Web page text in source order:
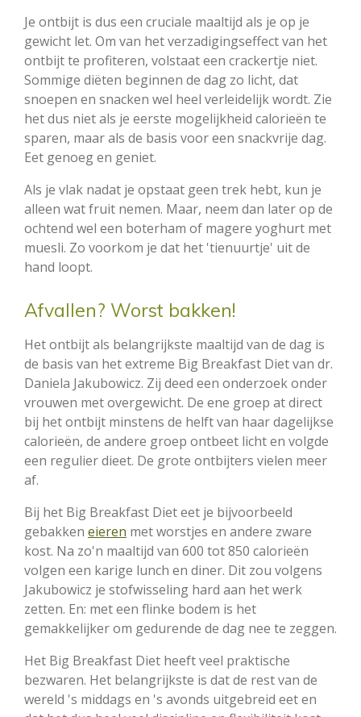
Je ontbijt is dus een cruciale maaltijd als je op je
gewicht let. Om van het verzadigingseffect van het
ontbijt te profiteren, volstaat een crackertje niet.
Sommige diëten beginnen de dag zo licht, dat
snoepen en snacken wel heel verleidelijk wordt. Zie
het dus niet als je eerste mogelijkheid calorieën te
sparen, maar als de basis voor een snackvrije dag.
Eet genoeg en geniet.
Als je vlak nadat je opstaat geen trek hebt, kun je
alleen wat fruit nemen. Maar, neem dan later op de
ochtend wel een boterham of magere yoghurt met
muesli. Zo voorkom je dat het 'tienuurtje' uit de
hand loopt.
Afvallen? Worst bakken!
Het ontbijt als belangrijkste maaltijd van de dag is
de basis van het extreme Big Breakfast Diet van dr.
Daniela Jakubowicz. Zij deed een onderzoek onder
vrouwen met overgewicht. De ene groep at direct
bij het ontbijt minstens de helft van haar dagelijkse
calorieën, de andere groep ontbeet licht en volgde
een regulier dieet. De grote ontbijters vielen meer
af.
Bij het Big Breakfast Diet eet je bijvoorbeeld
gebakken eieren met worstjes en andere zware
kost. Na zo'n maaltijd van 600 tot 850 calorieën
volgen een karige lunch en diner. Dit zou volgens
Jakubowicz je stofwisseling hard aan het werk
zetten. En: met een flinke bodem is het
gemakkelijker om gedurende de dag nee te zeggen.
Het Big Breakfast Diet heeft veel praktische
bezwaren. Het belangrijkste is dat de rest van de
wereld 's middags en 's avonds uitgebreid eet en